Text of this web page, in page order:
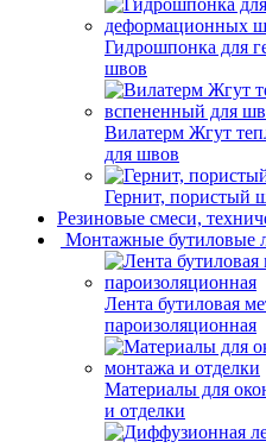
Гидрошпонка для
швов
Вилатерм Жгут
для швов
Гернит,
Резиновые смеси,
Монтажные бутиловые
Лента бутиловая
пароизоляционная
Материалы для
и отделки